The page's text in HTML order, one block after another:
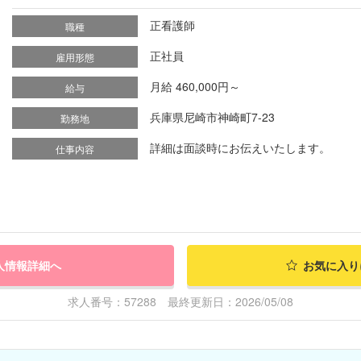
職種 正看護師
雇用形態 正社員
給与 月給 460,000円～
勤務地 兵庫県尼崎市神崎町7-23
仕事内容 詳細は面談時にお伝えいたします。
情報詳細へ お気に入
求人番号：57288 最終更新日：2026/05/08